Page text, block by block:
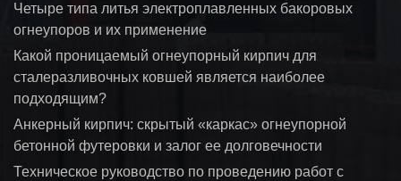
Четыре типа литья электроплавленных бакоровых
огнеупоров и их применение
Какой проницаемый огнеупорный кирпич для
сталеразливочных ковшей является наиболее
подходящим?
Анкерный кирпич: скрытый «каркас» огнеупорной
бетонной футеровки и залог ее долговечности
Техническое руководство по проведению работ с